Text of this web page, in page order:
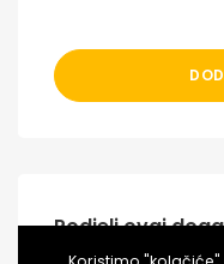
Podjeli ovaj